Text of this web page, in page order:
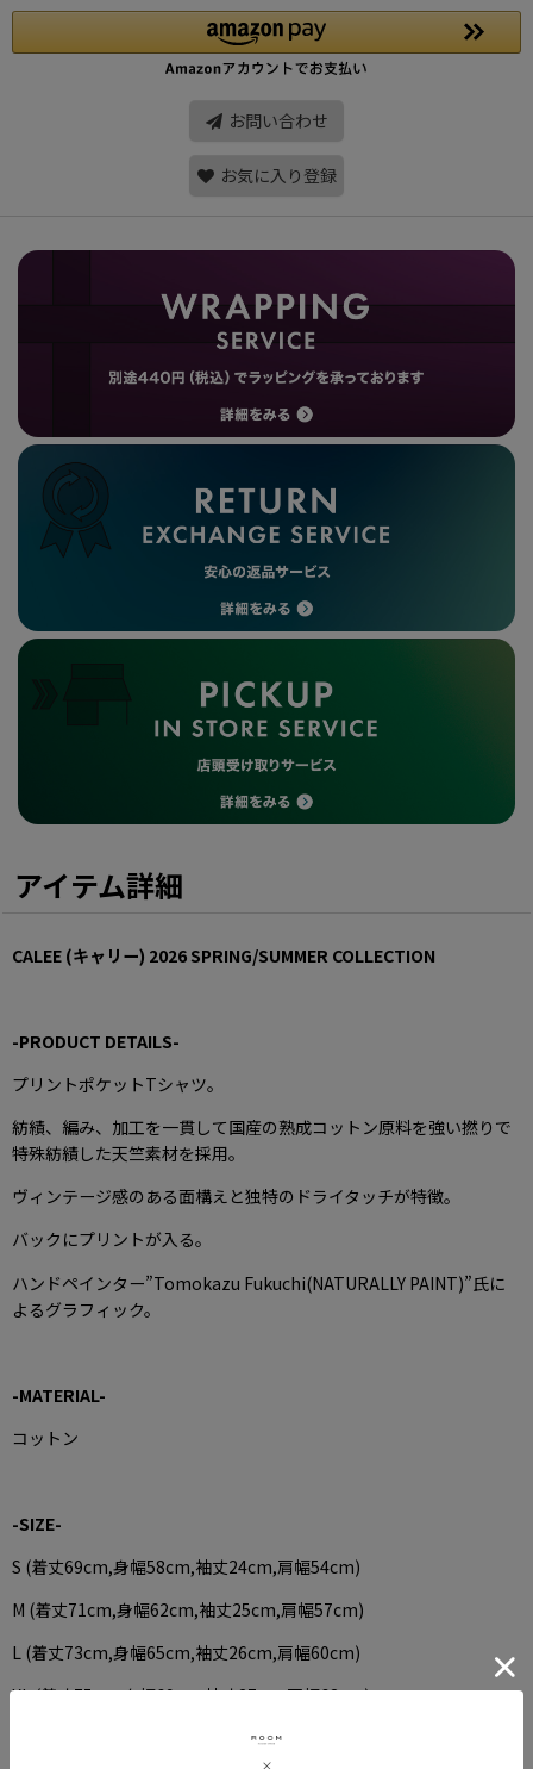
お問い合わせ
お気に入り登録
アイテム詳細
CALEE (キャリー) 2026 SPRING/SUMMER COLLECTION
-PRODUCT DETAILS-
プリントポケットTシャツ。
紡績、編み、加工を一貫して国産の熟成コットン原料を強い撚りで
特殊紡績した天竺素材を採用。
ヴィンテージ感のある面構えと独特のドライタッチが特徴。
バックにプリントが入る。
ハンドペインター”Tomokazu Fukuchi(NATURALLY PAINT)”氏に
よるグラフィック。
-MATERIAL-
コットン
-SIZE-
S (着丈69cm,身幅58cm,袖丈24cm,肩幅54cm)
M (着丈71cm,身幅62cm,袖丈25cm,肩幅57cm)
L (着丈73cm,身幅65cm,袖丈26cm,肩幅60cm)
XL (着丈75cm,身幅69cm,袖丈27cm,肩幅63cm)
XXL (着丈76cm,身幅73cm,袖丈28cm,肩幅65cm)